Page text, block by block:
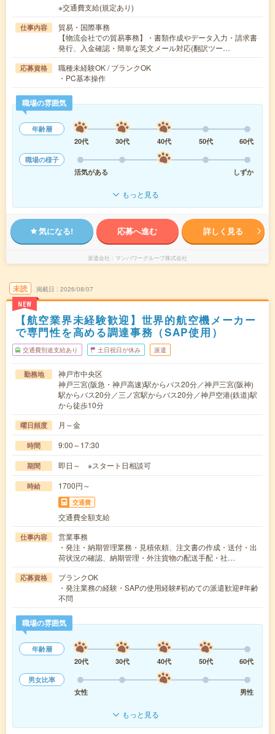
※交通費支給(規定あり)
仕事内容
貿易・国際事務
【物流会社での貿易事務】・書類作成やデータ入力・請求書
発行、入金確認・簡単な英文メール対応(翻訳ツー…
応募資格
職種未経験OK / ブランクOK
・PC基本操作
職場の雰囲気
年齢層
20代
30代 40代 50代
60代
職場の様子
活気がある
しずか
もっと見る
気になる! 応募へ進む 詳しく見る
派遣会社 マンパワーグループ株式会社
未読
NEW
掲載日 2026/08/07
【航空業界未経験歓迎】世界的航空機メーカー
で専門性を高める調達事務（SAP使用）
交通費別途支給あり 土日祝日が休み 派遣
勤務地
神戸市中央区
神戸三宮(阪急・神戸高速)駅からバス20分／神戸三宮(阪神)
駅からバス20分／三ノ宮駅からバス20分／神戸空港(鉄道)駅
から徒歩10分
曜日頻度 月～金
時間 9:00～17:30
期間 即日～ ※スタート日相談可
時給 1700円～
交通費
交通費全額支給
仕事内容
営業事務
・発注・納期管理業務・見積依頼、注文書の作成・送付・出
荷状況の確認、納期管理・外注貨物の配送手配・社…
応募資格
ブランクOK
・発注業務の経験・SAPの使用経験#初めての派遣歓迎#年齢
不問
職場の雰囲気
年齢層
20代
30代 40代 50代
60代
男女比率
女性
男性
もっと見る